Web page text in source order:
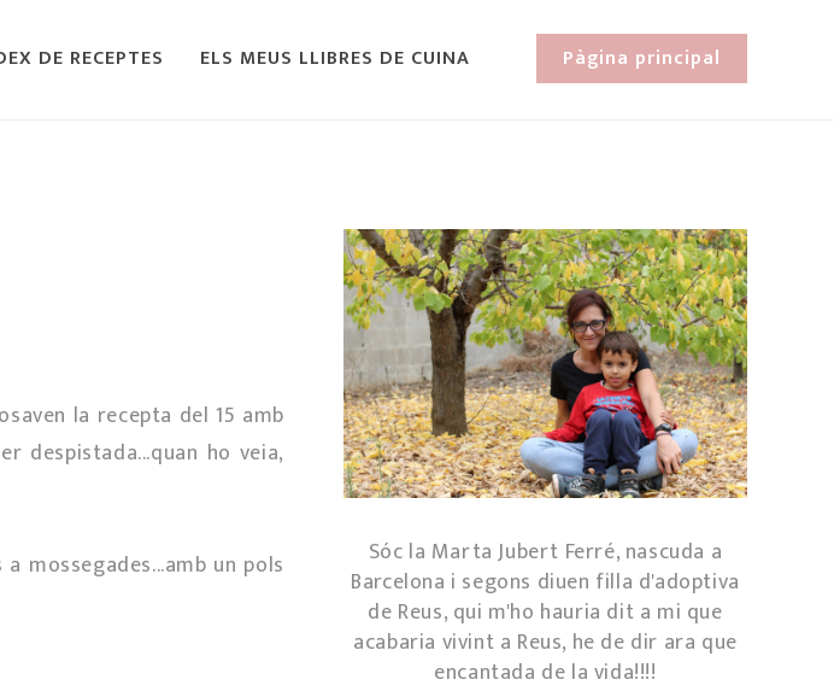
DE RECEPTES ELS MEUS LLIBRES DE CUINA Pàgina principal
la recepta del 15 amb
despistada...quan ho veia,
mossegades...amb un pols
Sóc la Marta Jubert Ferré, nascuda a
Barcelona i segons diuen filla d'adoptiva
de Reus, qui m'ho hauria dit a mi que
acabaria vivint a Reus, he de dir ara que
encantada de la vida!!!!